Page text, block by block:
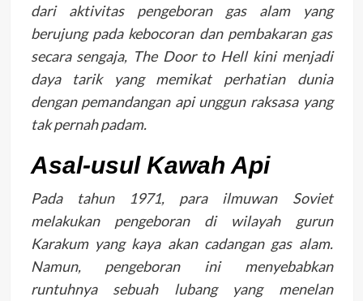
dari aktivitas pengeboran gas alam yang
berujung pada kebocoran dan pembakaran gas
secara sengaja, The Door to Hell kini menjadi
daya tarik yang memikat perhatian dunia
dengan pemandangan api unggun raksasa yang
tak pernah padam.
Asal-usul Kawah Api
Pada tahun 1971, para ilmuwan Soviet
melakukan pengeboran di wilayah gurun
Karakum yang kaya akan cadangan gas alam.
Namun, pengeboran ini menyebabkan
runtuhnya sebuah lubang yang menelan